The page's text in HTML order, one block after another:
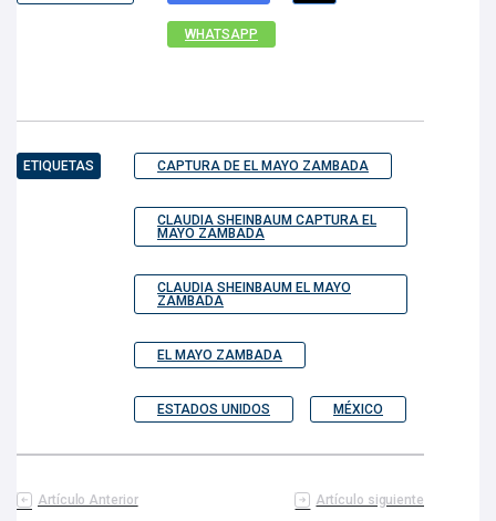
WHATSAPP
ETIQUETAS CAPTURA DE EL MAYO ZAMBADA
CLAUDIA SHEINBAUM CAPTURA EL
MAYO ZAMBADA
CLAUDIA SHEINBAUM EL MAYO
ZAMBADA
EL MAYO ZAMBADA
ESTADOS UNIDOS MÉXICO
Artículo Anterior Artículo siguiente